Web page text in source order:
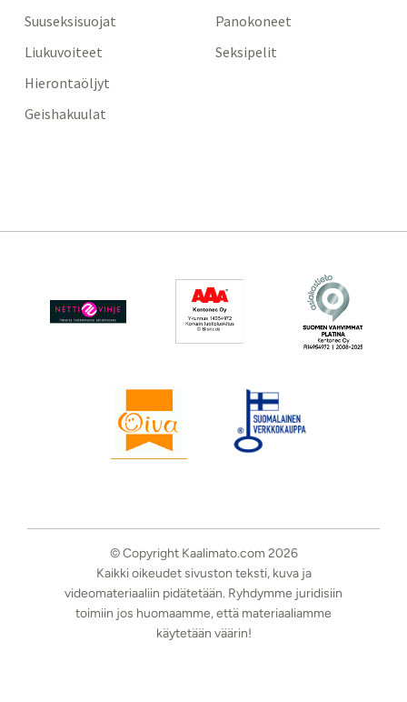
Suuseksisuojat
Liukuvoiteet
Hierontaöljyt
Geishakuulat
Panokoneet
Seksipelit
© Copyright Kaalimato.com 2026
Kaikki oikeudet sivuston teksti, kuva ja
videomateriaaliin pidätetään. Ryhdymme juridisiin
toimiin jos huomaamme, että materiaaliamme
käytetään väärin!